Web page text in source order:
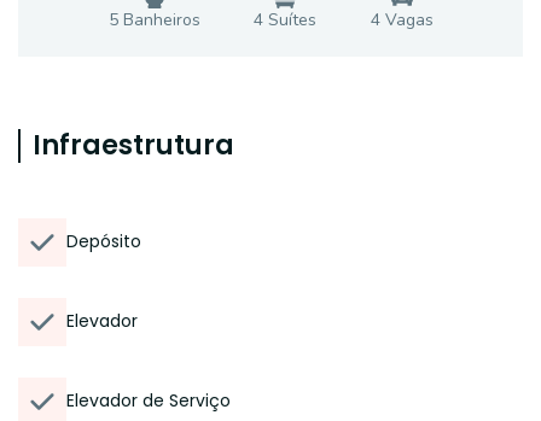
5Banheiros 4 Suítes 4Vagas
Infraestrutura
Depósito
Elevador
Elevador de Serviço